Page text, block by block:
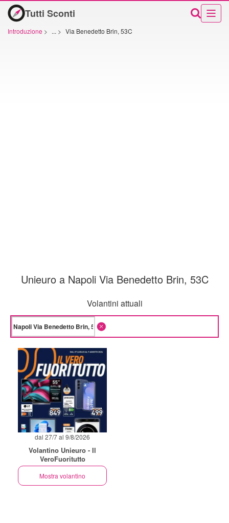
Tutti Sconti
Introduzione > ... > Via Benedetto Brin, 53C
Unieuro a Napoli Via Benedetto Brin, 53C
Volantini attuali
dal 27/7 al 9/8/2026
Volantino Unieuro - Il
VeroFuoritutto
Mostra volantino